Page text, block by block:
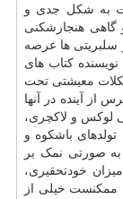
به شکل جدی و
گاهی هنجارشکنی
سلبریتی ها عرصه
کتاب های
معیشتی تحت
آینده در آنها
لوکس و لاکچری،
باشکوه و
به صورتی نمک بر
خودتحقیری،
ممکنست خیلی از